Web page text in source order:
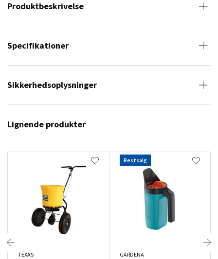
Produktbeskrivelse
Specifikationer
Sikkerhedsoplysninger
Lignende produkter
TEXAS
Restsalg
GARDENA